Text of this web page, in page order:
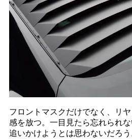
フロントマスクだけでなく、リ
感を放つ。一目見たら忘れられ
追いかけようとは思わないだろ